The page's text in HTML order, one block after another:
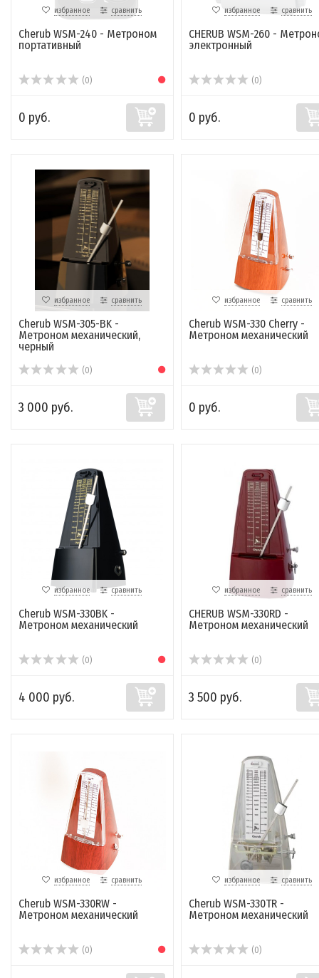
избранное сравнить
Cherub WSM-240 - Метроном
портативный
(0)
0 руб.
избранное сравнить
CHERUB WSM-260 -
электронный
(0)
0 руб.
избранное сравнить
Cherub WSM-305-BK -
Метроном механический,
черный
(0)
3 000 руб.
избранное сравнить
Cherub WSM-330 Cherry -
Метроном механический
(0)
0 руб.
избранное сравнить
Cherub WSM-330BK -
Метроном механический
(0)
4 000 руб.
избранное сравнить
CHERUB WSM-330RD -
Метроном механический
(0)
3 500 руб.
избранное сравнить
Cherub WSM-330RW -
Метроном механический
(0)
избранное сравнить
Cherub WSM-330TR -
Метроном механический
(0)